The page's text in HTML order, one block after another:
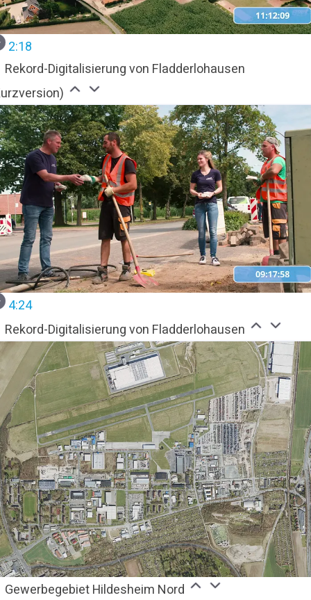
2:18
Rekord-Digitalisierung von Fladderlohausen
4:24
Rekord-Digitalisierung von Fladderlohausen
Gewerbegebiet Hildesheim Nord